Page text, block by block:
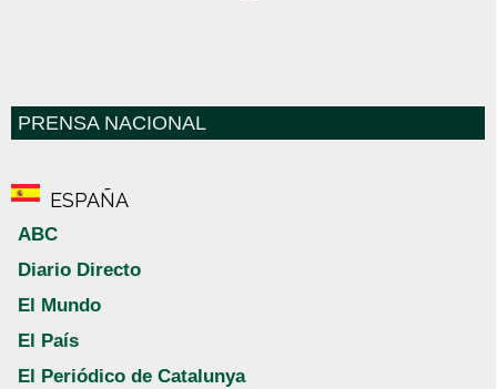
PRENSA NACIONAL
ESPAÑA
ABC
Diario Directo
El Mundo
El País
El Periódico de Catalunya